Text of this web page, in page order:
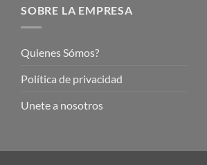
SOBRE LA EMPRESA
Quienes Sómos?
Política de privacidad
Unete a nosotros